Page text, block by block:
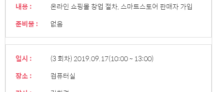
내용 :
온라인 쇼핑몰 창업 절차, 스마트스토어 판매자 가입
준비물 :
없음
일시 : (3 회차) 2019.09.17(10:00 ~ 13:00)
장소 :
컴퓨터실